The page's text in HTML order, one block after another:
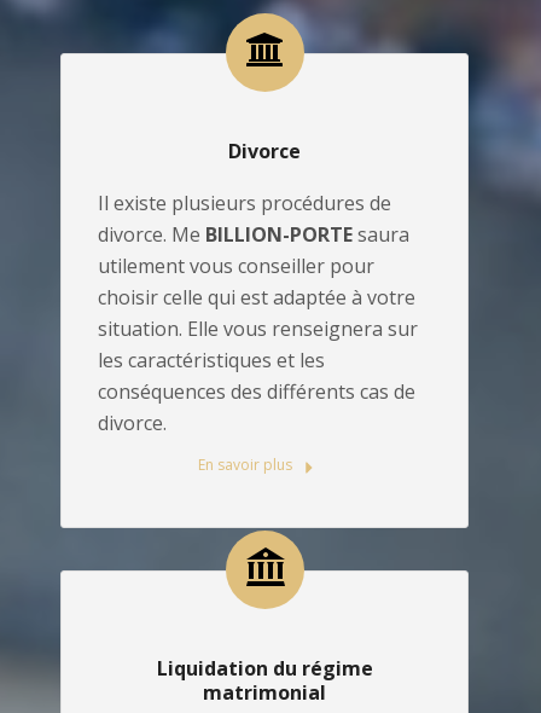
Divorce
Il existe plusieurs procédures de
divorce. Me BILLION-PORTEsaura
utilement vous conseiller pour
choisir celle qui est adaptée à votre
situation. Elle vous renseignera sur
les caractéristiques et les
conséquences des différents cas de
divorce.
En savoir plus
Liquidation du régime
matrimonial